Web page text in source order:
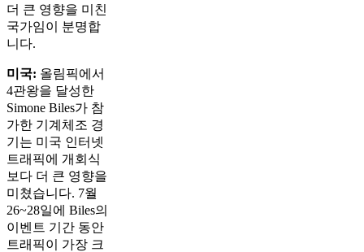
더 큰 영향을 미친
국가임이 분명합
니다.
미국: 올림픽에서
4관왕을 달성한
Simone Biles가 참
가한 기계체조 경
기는 미국 인터넷
트래픽에 개회식
보다 더 큰 영향을
미쳤습니다. 7월
26~28일에 Biles의
이벤트 기간 동안
트래픽이 가장 크